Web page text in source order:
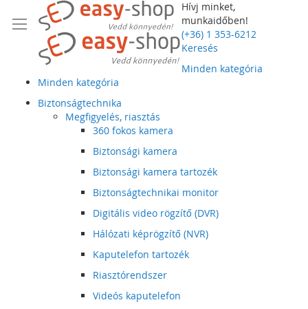
Hívj minket,
munkaidőben!
(+36) 1 353-6212
Keresés
Minden kategória
Minden kategória
Biztonságtechnika
Megfigyelés, riasztás
360 fokos kamera
Biztonsági kamera
Biztonsági kamera tartozék
Biztonságtechnikai monitor
Digitális video rögzítő (DVR)
Hálózati képrögzítő (NVR)
Kaputelefon tartozék
Riasztórendszer
Videós kaputelefon